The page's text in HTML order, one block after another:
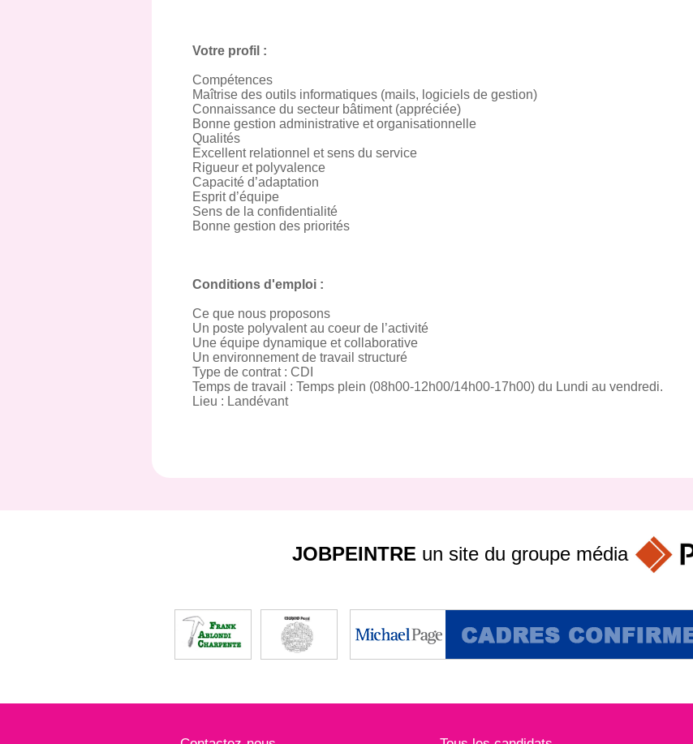
Votre profil :
Compétences
Maîtrise des outils informatiques (mails, logiciels de gestion)
Connaissance du secteur bâtiment (appréciée)
Bonne gestion administrative et organisationnelle
Qualités
Excellent relationnel et sens du service
Rigueur et polyvalence
Capacité d’adaptation
Esprit d’équipe
Sens de la confidentialité
Bonne gestion des priorités
Conditions d'emploi :
Ce que nous proposons
Un poste polyvalent au coeur de l’activité
Une équipe dynamique et collaborative
Un environnement de travail structuré
Type de contrat : CDI
Temps de travail : Temps plein (08h00-12h00/14h00-17h00) du Lundi au vendredi.
Lieu : Landévant
JOBPEINTRE un site du groupe média